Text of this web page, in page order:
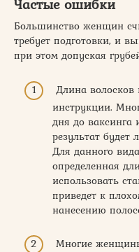
Частые ошибки
Большинство женщин
требует подготовки, и
при этом допуская
Длина волосков
инструкции.
дня до ваксинга
результат
Для данного
определенная
использовать
приведет к
нанесению
Многие